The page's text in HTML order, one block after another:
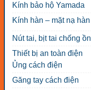
Kính bảo hộ Yamada
Kính hàn – mặt nạ hàn
Nút tai, bịt tai chống ồn
Thiết bị an toàn điện
Ủng cách điện
Găng tay cách điện